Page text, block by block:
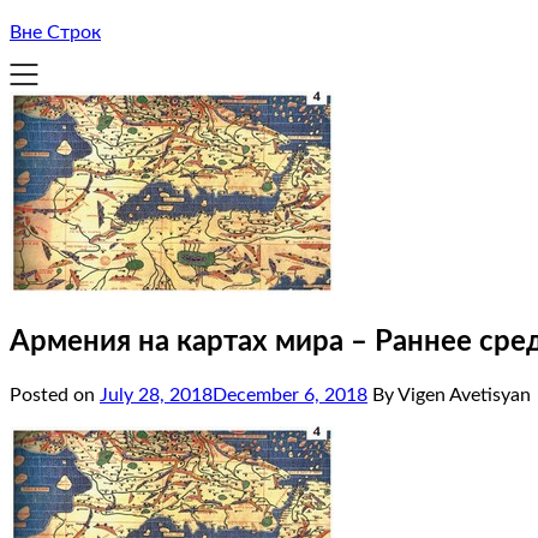
Вне Строк
Армения на картах мира – Раннее
Posted on July 28, 2018December 6, 2018 By Vigen Avetisyan